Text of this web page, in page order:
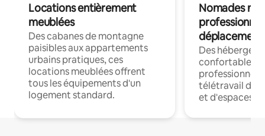
Locations entièrement
meublées
Des cabanes de montagne
paisibles aux appartements
urbains pratiques, ces
locations meublées offrent
tous les équipements d'un
logement standard.
Nomades
déplacement
Des
confortables
professionnels
télétravail
et d'espaces